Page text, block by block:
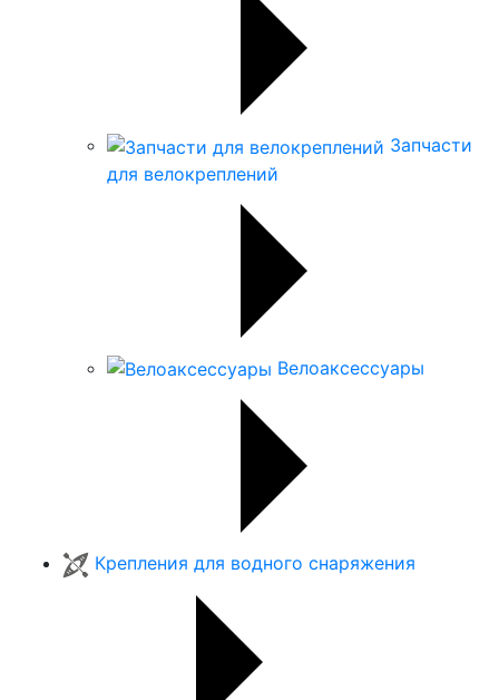
Запчасти
для велокреплений
Велоаксессуары
Крепления для водного снаряжения